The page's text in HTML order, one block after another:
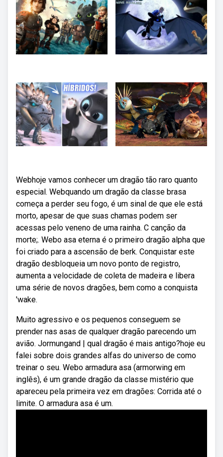
Webhoje vamos conhecer um dragão tão raro quanto
especial. Webquando um dragão da classe brasa
começa a perder seu fogo, é um sinal de que ele está
morto, apesar de que suas chamas podem ser
acessas pelo veneno de uma rainha. C canção da
morte;. Webo asa eterna é o primeiro dragão alpha que
foi criado para a ascensão de berk. Conquistar este
dragão desbloqueia um novo ponto de registro,
aumenta a velocidade de coleta de madeira e libera
uma série de novos dragões, bem como a conquista
'wake.
Muito agressivo e os pequenos conseguem se
prender nas asas de qualquer dragão parecendo um
avião. Jormungand | qual dragão é mais antigo?hoje eu
falei sobre dois grandes alfas do universo de como
treinar o seu. Webo armadura asa (armorwing em
inglês), é um grande dragão da classe mistério que
apareceu pela primeira vez em dragões: Corrida até o
limite. O armadura asa é um.